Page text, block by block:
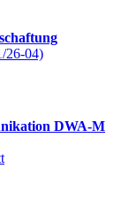
26-04)
DWA-M